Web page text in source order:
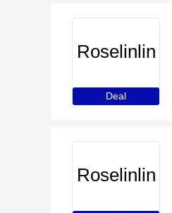
Roselinlin
Deal
Roselinlin